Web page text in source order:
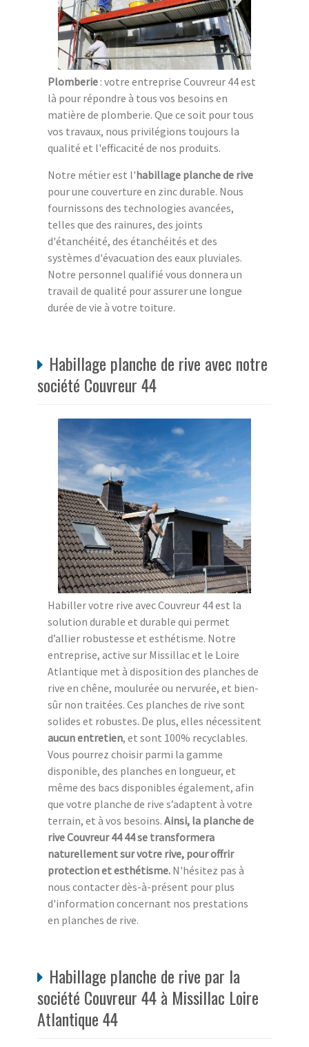
Plomberie : votre entreprise Couvreur 44 est
là pour répondre à tous vos besoins en
matière de plomberie. Que ce soit pour tous
vos travaux, nous privilégions toujours la
qualité et l'efficacité de nos produits.
Notre métier est l'habillage planche de rive
pour une couverture en zinc durable. Nous
fournissons des technologies avancées,
telles que des rainures, des joints
d'étanchéité, des étanchéités et des
systèmes d'évacuation des eaux pluviales.
Notre personnel qualifié vous donnera un
travail de qualité pour assurer une longue
durée de vie à votre toiture.
Habillage planche de rive avec notre
société Couvreur 44
Habiller votre rive avec Couvreur 44 est la
solution durable et durable qui permet
d’allier robustesse et esthétisme. Notre
entreprise, active sur Missillac et le Loire
Atlantique met à disposition des planches de
rive en chêne, moulurée ou nervurée, et bien-
sûr non traitées. Ces planches de rive sont
solides et robustes. De plus, elles nécessitent
aucun entretien, et sont 100% recyclables.
Vous pourrez choisir parmi la gamme
disponible, des planches en longueur, et
même des bacs disponibles également, afin
que votre planche de rive s’adaptent à votre
terrain, et à vos besoins. Ainsi, la planche de
rive Couvreur 44 44 se transformera
naturellement sur votre rive, pour offrir
protection et esthétisme. N'hésitez pas à
nous contacter dès-à-présent pour plus
d'information concernant nos prestations
en planches de rive.
Habillage planche de rive par la
société Couvreur 44 à Missillac Loire
Atlantique 44